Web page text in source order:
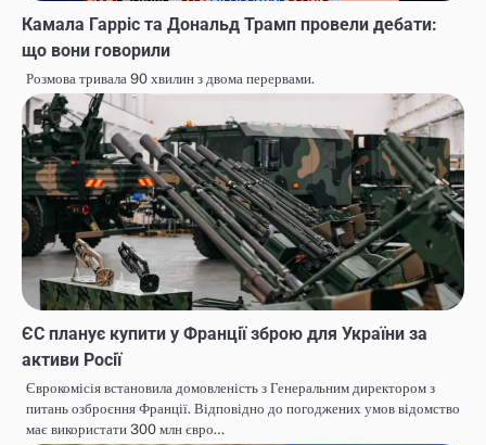
Камала Гарріс та Дональд Трамп провели дебати:
що вони говорили
Розмова тривала 90 хвилин з двома перервами.
ЄС планує купити у Франції зброю для України за
активи Росії
Єврокомісія встановила домовленість з Генеральним директором з
питань озброєння Франції. Відповідно до погоджених умов відомство
має використати 300 млн євро…